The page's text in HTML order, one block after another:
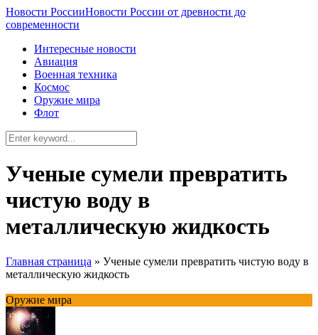
Новости РоссииНовости России от древности до
современности
Интересные новости
Авиация
Военная техника
Космос
Оружие мира
Флот
Ученые сумели превратить
чистую воду в
металлическую жидкость
Главная страница » Ученые сумели превратить чистую воду в
металлическую жидкость
Оружие мира